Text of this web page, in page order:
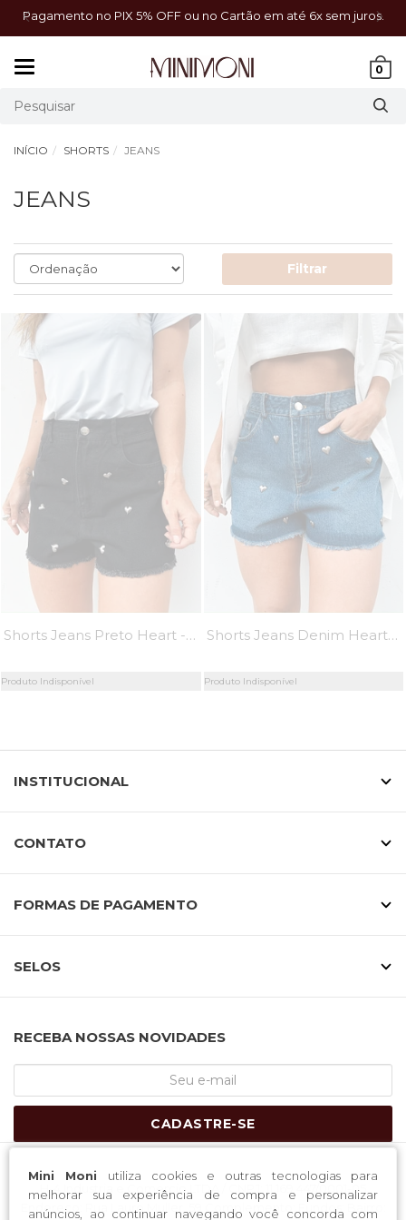
Pagamento no PIX 5% OFF ou no Cartão em até 6x sem juros.
0
Mini Moni utiliza cookies e outras tecnologias para
melhorar sua experiência de compra e personalizar
anúncios, ao continuar navegando você concorda com
INÍCIO SHORTS JEANS
JEANS
Filtrar
Shorts Jeans Preto Heart - MiniMoni
Produto Indisponível
Shorts Jeans Denim Heart - MiniMoni
Produto Indisponível
INSTITUCIONAL
CONTATO
FORMAS DE PAGAMENTO
SELOS
RECEBA NOSSAS NOVIDADES
CADASTRE-SE
H-4 Industria e Comercio LTDA / CNPJ: 11.169.447/0001-05
Endereço: Rua Lauro Muller, 59 Complemento: Fundos; Bairro: